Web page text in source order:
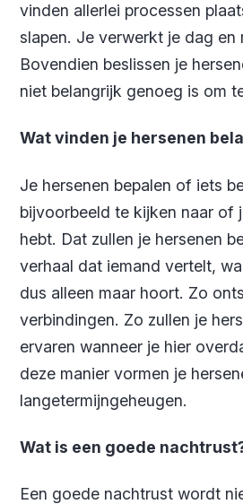
vinden allerlei processen
slapen. Je verwerkt je dag
Bovendien beslissen je
niet belangrijk genoeg is om
Wat vinden je hersenen
Je hersenen bepalen of iets
bijvoorbeeld te kijken naar of
hebt. Dat zullen je hersenen
verhaal dat iemand vertelt,
dus alleen maar hoort. Zo
verbindingen. Zo zullen je
ervaren wanneer je hier
deze manier vormen je
langetermijngeheugen.
Wat is een goede
Een goede nachtrust wordt